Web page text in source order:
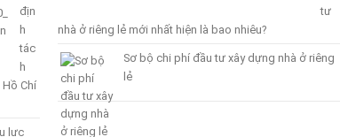
địn
h
tác
h
Chí
lực
tư
nhà ở riêng lẻ mới nhất hiện là bao nhiêu?
Sơ bộ chi phí đầu tư xây dựng nhà ở riêng
lẻ